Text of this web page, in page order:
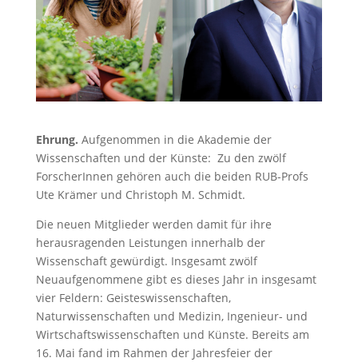
Ehrung. Aufgenommen in die Akademie der
Wissenschaften und der Künste: Zu den zwölf
ForscherInnen gehören auch die beiden RUB-Profs
Ute Krämer und Christoph M. Schmidt.
Die neuen Mitglieder werden damit für ihre
herausragenden Leistungen innerhalb der
Wissenschaft gewürdigt. Insgesamt zwölf
Neuaufgenommene gibt es dieses Jahr in insgesamt
vier Feldern: Geisteswissenschaften,
Naturwissenschaften und Medizin, Ingenieur- und
Wirtschaftswissenschaften und Künste. Bereits am
16. Mai fand im Rahmen der Jahresfeier der